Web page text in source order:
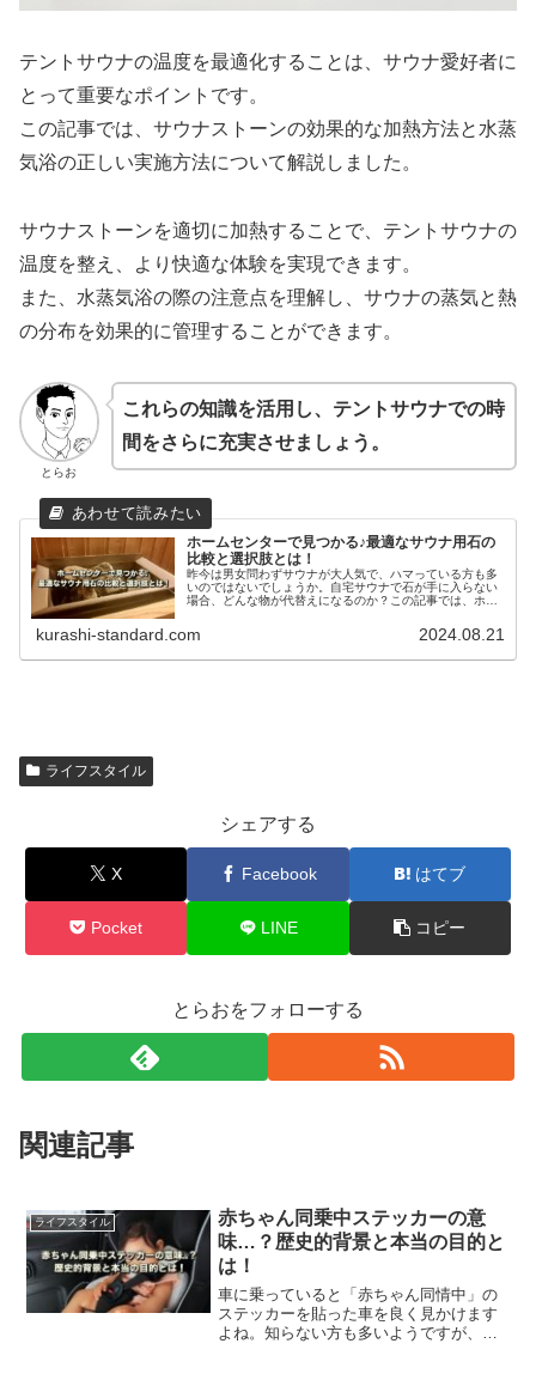
テントサウナの温度を最適化することは、サウナ愛好者に
とって重要なポイントです。
この記事では、サウナストーンの効果的な加熱方法と水蒸
気浴の正しい実施方法について解説しました。
サウナストーンを適切に加熱することで、テントサウナの
温度を整え、より快適な体験を実現できます。
また、水蒸気浴の際の注意点を理解し、サウナの蒸気と熱
の分布を効果的に管理することができます。
とらお
これらの知識を活用し、テントサウナでの時
間をさらに充実させましょう。
ホームセンターで見つかる♪最適なサウナ用石の
比較と選択肢とは！
昨今は男女問わずサウナが大人気で、ハマっている方も多
いのではないでしょうか。自宅サウナで石が手に入らない
場合、どんな物が代替えになるのか？この記事では、ホー
kurashi-standard.com 2024.08.21
ライフスタイル
シェアする
X Facebook はてブ
Pocket LINE コピー
とらおをフォローする
関連記事
ライフスタイル
赤ちゃん同乗中ステッカーの意
味…？歴史的背景と本当の目的と
は！
車に乗っていると「赤ちゃん同情中」の
ステッカーを貼った車を良く見かけます
よね。知らない方も多いようですが、ス